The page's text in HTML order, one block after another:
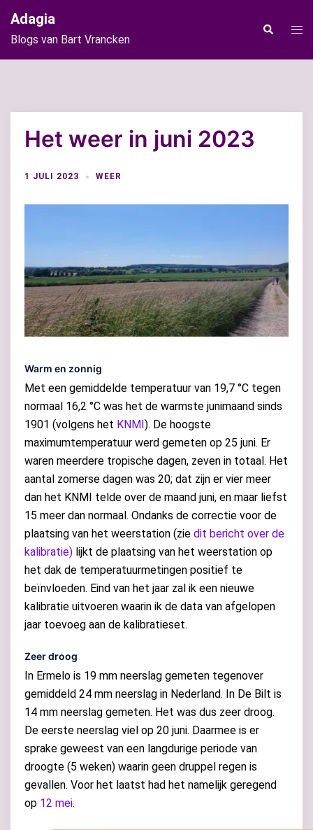
naar
de
inhoud
Adagia
Blogs van Bart Vrancken
Zoeken
Het weer in juni 2023
1 JULI 2023 WEER
Warm en zonnig
Met een gemiddelde temperatuur van 19,7 °C tegen
normaal 16,2 °C was het de warmste junimaand sinds
1901 (volgens het KNMI). De hoogste
maximumtemperatuur werd gemeten op 25 juni. Er
waren meerdere tropische dagen, zeven in totaal. Het
aantal zomerse dagen was 20; dat zijn er vier meer
dan het KNMI telde over de maand juni, en maar liefst
15 meer dan normaal. Ondanks de correctie voor de
plaatsing van het weerstation (zie dit bericht over de
kalibratie) lijkt de plaatsing van het weerstation op
het dak de temperatuurmetingen positief te
beïnvloeden. Eind van het jaar zal ik een nieuwe
kalibratie uitvoeren waarin ik de data van afgelopen
jaar toevoeg aan de kalibratieset.
Zeer droog
In Ermelo is 19 mm neerslag gemeten tegenover
gemiddeld 24 mm neerslag in Nederland. In De Bilt is
14 mm neerslag gemeten. Het was dus zeer droog.
De eerste neerslag viel op 20 juni. Daarmee is er
sprake geweest van een langdurige periode van
droogte (5 weken) waarin geen druppel regen is
gevallen. Voor het laatst had het namelijk geregend
op 12 mei.